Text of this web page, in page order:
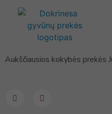
Aukščiausios kokybės prekės